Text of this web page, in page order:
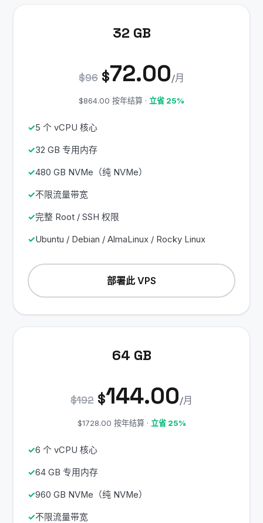
32 GB
$96 $72.00/月
$864.00 按年结算 · 立省 25%
5 个 vCPU 核心
32 GB 专用内存
480 GB NVMe（纯 NVMe）
不限流量带宽
完整 Root / SSH 权限
Ubuntu / Debian / AlmaLinux / Rocky Linux
部署此 VPS
64 GB
$192 $144.00/月
$1728.00 按年结算 · 立省 25%
6 个 vCPU 核心
64 GB 专用内存
960 GB NVMe（纯 NVMe）
不限流量带宽